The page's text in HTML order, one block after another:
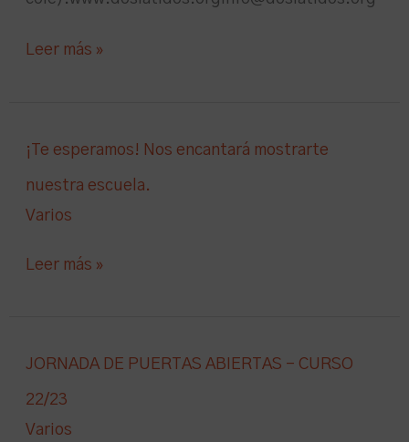
Leer más »
¡Te esperamos! Nos encantará mostrarte
nuestra escuela.
Varios
¡Te
Nos
encantará
nuestra
Leer más »
JORNADA DE PUERTAS ABIERTAS – CURSO
22/23
Varios
JORNADA
PUERTAS
ABIERTAS